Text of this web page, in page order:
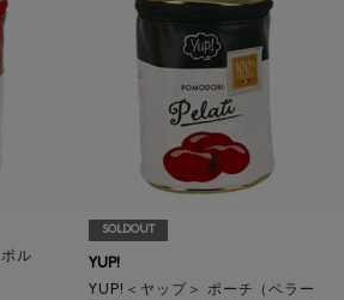
ル
SOLDOUT
YUP!
YUP!＜ヤップ＞ ポーチ（ペラー